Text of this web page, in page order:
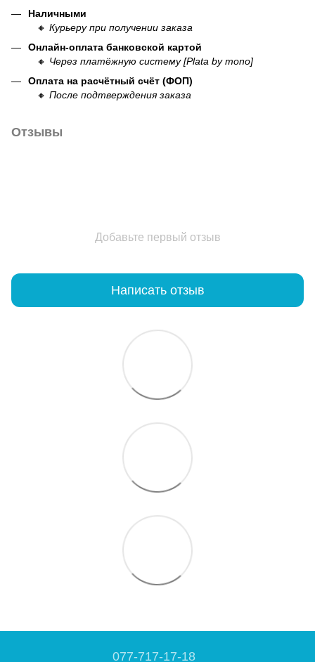
Наличными
🔸 Курьеру при получении заказа
Онлайн-оплата банковской картой
🔸 Через платёжную систему [Plata by mono]
Оплата на расчётный счёт (ФОП)
🔸 После подтверждения заказа
Отзывы
Добавьте первый отзыв
Написать отзыв
077-717-17-18